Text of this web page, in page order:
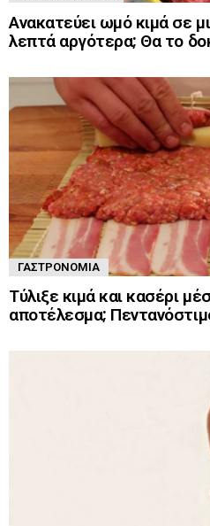
Ανακατεύει ωμό κιμά σε
λεπτά αργότερα; Θα το
ΓΑΣΤΡΟΝΟΜΊΑ
Τύλιξε κιμά και κασέρι
αποτέλεσμα;